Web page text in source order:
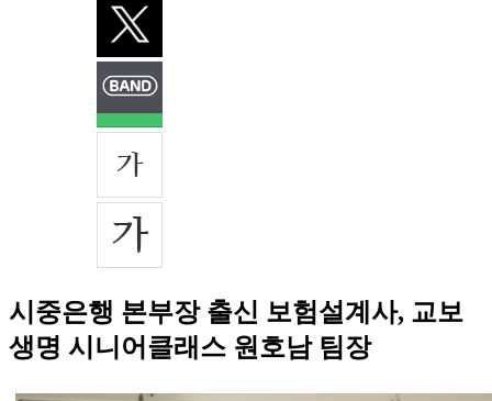
시중은행 본부장 출신 보험설계사, 교보
생명 시니어클래스 원호남 팀장